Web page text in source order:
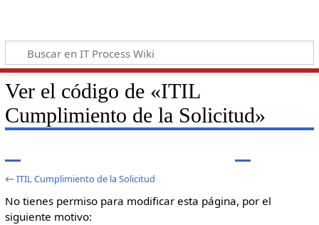
Ver el código de «ITIL
Cumplimiento de la Solicitud»
←ITIL Cumplimiento de la Solicitud
No tienes permiso para modificar esta página, por el
siguiente motivo: